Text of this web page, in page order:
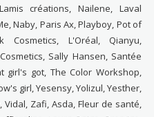
créations, Nailene, Laval
Naby, Paris Ax, Playboy, Pot of
Cosmetics, L'Oréal, Qianyu,
Sally Hansen, Santée
girl's got, The Color Workshop,
girl, Yesensy, Yolizul, Yesther,
Vidal, Zafi, Asda, Fleur de santé,